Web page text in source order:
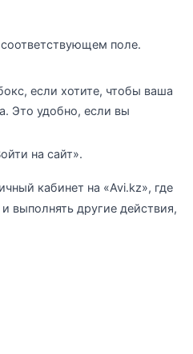
поле.
если хотите, чтобы ваша
Это удобно, если вы
на сайт».
кабинет на «Avi.kz», где
выполнять другие действия,